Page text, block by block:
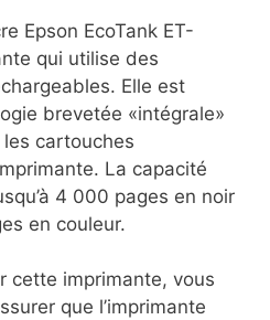
Epson EcoTank ET-
qui utilise des
Elle est
brevetée «intégrale»
cartouches
La capacité
4 000 pages en noir
en couleur.
cette imprimante, vous
que l’imprimante